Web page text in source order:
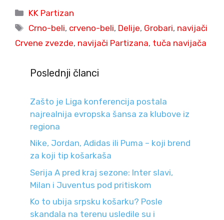
Categories
KK Partizan
Tags
Crno-beli, crveno-beli, Delije, Grobari, navijači
Crvene zvezde, navijači Partizana, tuča navijača
Poslednji članci
Zašto je Liga konferencija postala
najrealnija evropska šansa za klubove iz
regiona
Nike, Jordan, Adidas ili Puma – koji brend
za koji tip košarkaša
Serija A pred kraj sezone: Inter slavi,
Milan i Juventus pod pritiskom
Ko to ubija srpsku košarku? Posle
skandala na terenu usledile su i